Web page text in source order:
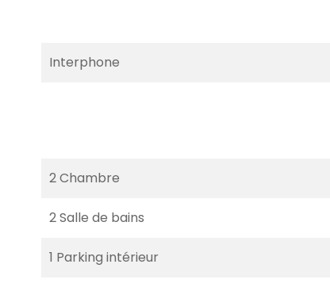
Interphone
2 Chambre
2 Salle de bains
1 Parking intérieur